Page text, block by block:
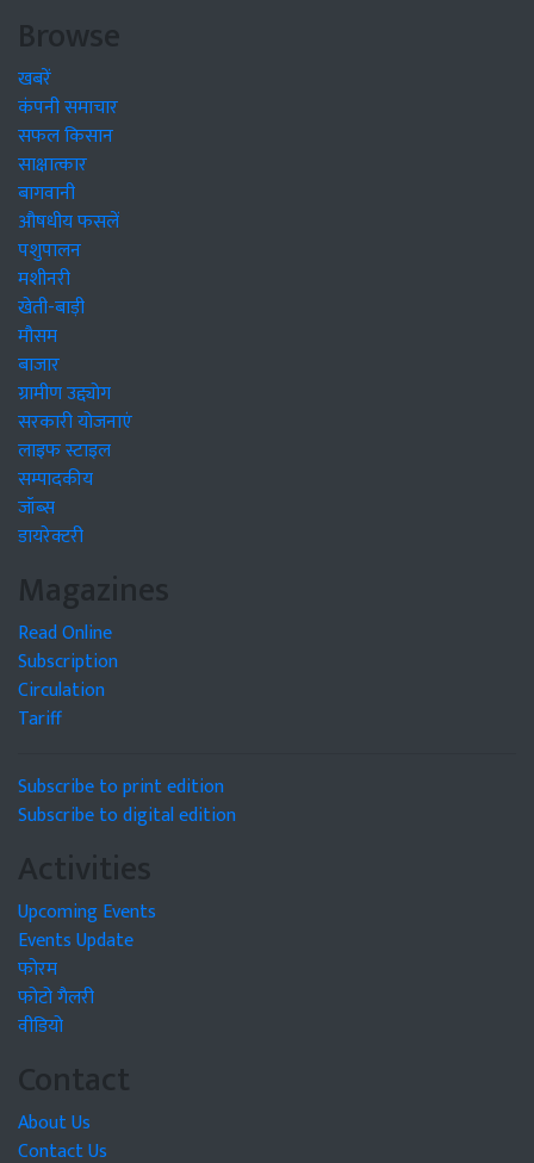
Browse
खबरें
कंपनी समाचार
सफल किसान
साक्षात्कार
बागवानी
औषधीय फसलें
पशुपालन
मशीनरी
खेती-बाड़ी
मौसम
बाजार
ग्रामीण उद्द्योग
सरकारी योजनाएं
लाइफ स्टाइल
सम्पादकीय
जॉब्स
डायरेक्टरी
Magazines
Read Online
Subscription
Circulation
Tariff
Subscribe to print edition
Subscribe to digital edition
Activities
Upcoming Events
Events Update
फोरम
फोटो गैलरी
वीडियो
Contact
About Us
Contact Us